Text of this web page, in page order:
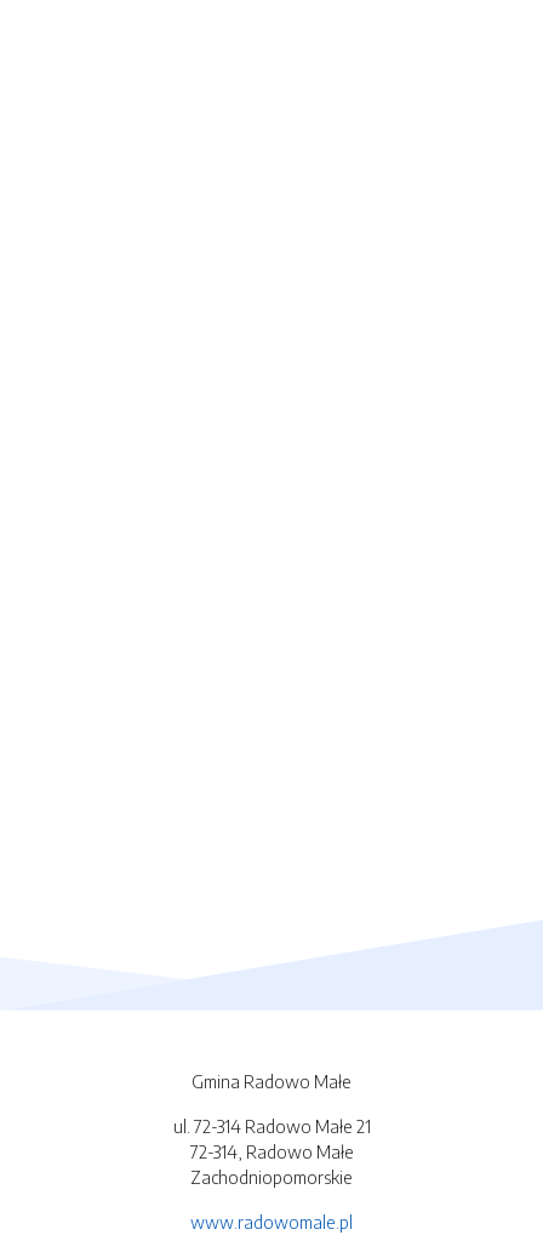
Gmina Radowo Małe
ul. 72-314 Radowo Małe 21
72-314, Radowo Małe
Zachodniopomorskie
www.radowomale.pl